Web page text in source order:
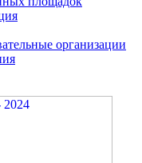
организации